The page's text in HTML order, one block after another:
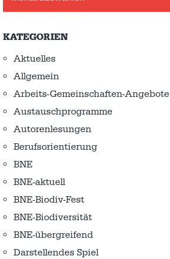
KATEGORIEN
Aktuelles
Allgemein
Arbeits-Gemeinschaften-Angebote
Austausch­programme
Autorenlesungen
Berufsorientierung
BNE
BNE-aktuell
BNE-Biodiv-Fest
BNE-Biodiversität
BNE-übergreifend
Darstellendes Spiel